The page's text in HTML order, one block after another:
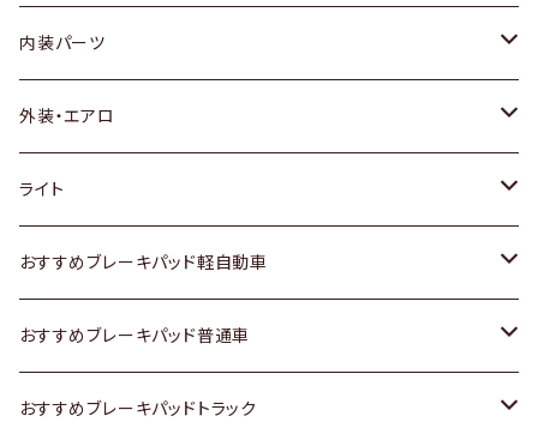
内装パーツ
トヨタ
ホンダ
スズキ
日産
いすゞ
外装・エアロ
トヨタ
ホンダ
スズキ
日産
ライト
トヨタ
スズキ
日産
おすすめブレーキパッド軽自動車
トヨタ
ホンダ
おすすめブレーキパッド普通車
トヨタ
おすすめブレーキパッドトラック